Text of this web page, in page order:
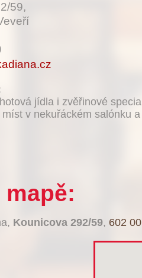
59,
jídla i zvěřinové
v nekuřáckém salónku
Kounicova 292/59, 602 00